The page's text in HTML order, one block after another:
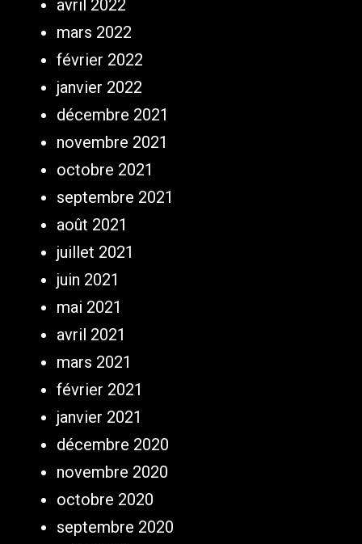
avril 2022
mars 2022
février 2022
janvier 2022
décembre 2021
novembre 2021
octobre 2021
septembre 2021
août 2021
juillet 2021
juin 2021
mai 2021
avril 2021
mars 2021
février 2021
janvier 2021
décembre 2020
novembre 2020
octobre 2020
septembre 2020